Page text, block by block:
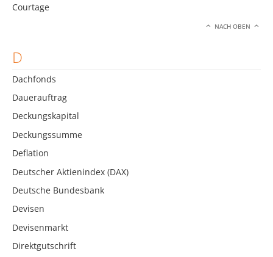
Courtage
NACH OBEN
D
Dachfonds
Dauerauftrag
Deckungskapital
Deckungssumme
Deflation
Deutscher Aktienindex (DAX)
Deutsche Bundesbank
Devisen
Devisenmarkt
Direktgutschrift